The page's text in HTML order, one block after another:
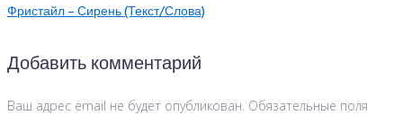
Фристайл – Сирень (Текст/Слова)
Добавить комментарий
Ваш адрес email не будет опубликован. Обязательные поля